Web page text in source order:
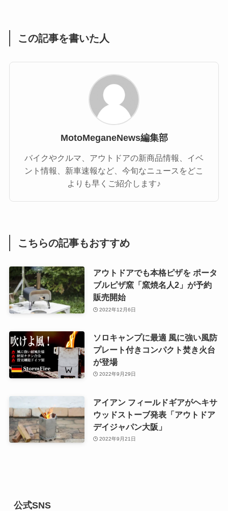
この記事を書いた人
MotoMeganeNews編集部
バイクやクルマ、アウトドアの新商品情報、イベ
ント情報、新車速報など、今旬なニュースをどこ
よりも早くご紹介します♪
こちらの記事もおすすめ
アウトドアでも本格ピザを ポータ
ブルピザ窯「窯焼名人2」が予約
販売開始
2022年12月6日
ソロキャンプに最適 風に強い風防
プレート付きコンパクト焚き火台
が登場
2022年9月29日
アイアン フィールドギアがヘキサ
ウッドストーブ発表「アウトドア
デイジャパン大阪」
2022年9月21日
公式SNS